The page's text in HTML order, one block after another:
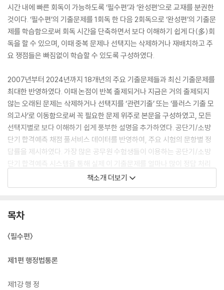
시간 내에 빠른 회독이 가능하도록 ‘필수편’과 ‘완성편’으로 교재를 분권한
것이다. ‘필수편’의 기출문제를 1회독 한 다음 2회독으로 ‘완성편’의 기출문
제를 학습함으로써 회독 시간을 단축하면서 보다 이해하기 쉽게 다(多)회
독을 할 수 있으며, 이때 중복 문제나 선택지는 삭제하거나 재배치하고 주
요 쟁점들은 빠짐없이 학습할 수 있도록 구성하였다.
2007년부터 2024년까지 18개년의 주요 기출문제들과 최신 기출문제를
최대한 반영하였다. 이때 논점이 반복 출제되거나 지금은 거의 출제되지
않는 오래된 문제는 삭제하거나 선택지를 ‘관련기출’ 또는 ‘플러스 기출 모
의고사’로 이동함으로써 꼭 필요한 문제 위주로 본문을 구성하였고, 모든
선택지별로 보다 이해하기 쉽게 풍부한 설명을 추가하였다. 공단기/소방
단기 합격예측 채점 풀서비스 데이터를 반영하여, 주요 시험의 문항별 정
답률을 제시하였다. 가장 많은 공무원 수험생들이 이용하는 공단기/소방
단기 합격예측 시스템을 통해 실제 이 기출문제를 얼마나 많이 정답 처리
했는가를 수치화함으로써 단순히 출제 횟수나 감(感)으로 난이도를 파악
하기보다 객관적·체계적으로 분석할 수 있을 것이다. 또한 2015~2024년
018~2024년 소방직 9급, 2021~2024년 군무원 9급 등 총 57회차 데
에도 정답률을 표기함으로써 기출지문을 체계적으로 분석하는 데 유용성
번 이상 출제된 선택지들에 대해서도 빈출 표기(최신 연도 문제에 표기)를
책소개 더보기
목차
〈필수편〉
제1편 행정법통론
제1강 행 정